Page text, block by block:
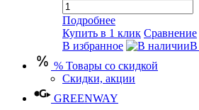
Подробнее
Купить в 1 клик Сравнение
В избранное
В
% Товары со скидкой
Скидки, акции
GREENWAY